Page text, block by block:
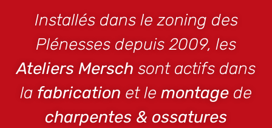
Installés dans le zoning des
Plénesses depuis 2009, les
Ateliers Mersch sont actifs dans
la fabrication et le montage de
charpentes & ossatures